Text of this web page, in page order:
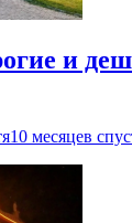
и
10 месяцев